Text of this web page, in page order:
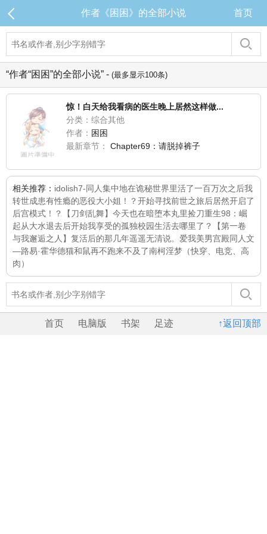
作者《困困》的全部小说 首页
“作者“困困”的全部小说” - (最多显示100条)
惊！白天给我看病的医生晚上居然这样做...
分类：综合其他
作者： 困困
最新章节：
Chapter69：请脱掉裤子
相关推荐： idolish7-同人集中地在诡秘世界里活了一百万次之后我
转世成患有性瘾的恶役大小姐！？开始寻找前世之旅后居然开启了
后宫模式！？
【刀剑乱舞】今天也在暗堕本丸里捡刀重生98：崛
起从大水退去后开始我享受的孤独校园生活去哪里了？【第一卷
与我邂逅之人】 复活后的那几年遥遥无清说。爱我美男宫殿同人文
—路易·霍华德猫和鼠再不跑来不及了南柯淫梦（快穿、电竞、高
肉）
↑返回顶部
首页 电脑版 书架 足迹